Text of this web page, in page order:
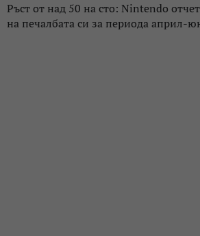
Ръст от над 50 на сто: Nintendo
на печалбата си за периода април-